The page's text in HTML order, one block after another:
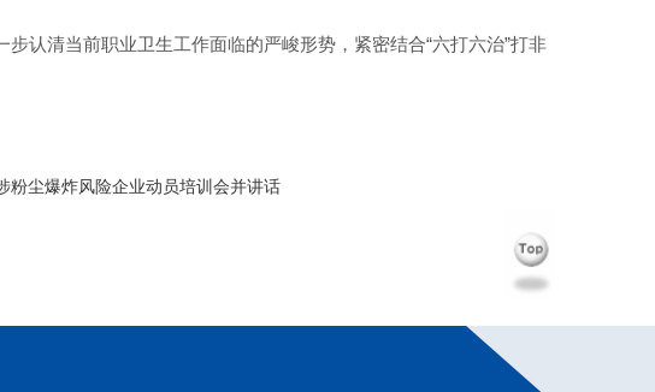
认清当前职业卫生工作面临的严峻形势，紧密结合“六打六治”打非
粉尘爆炸风险企业动员培训会并讲话